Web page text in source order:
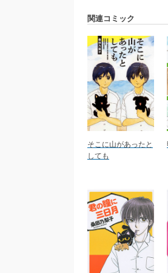
関連コミック
そこに山があったと
しても